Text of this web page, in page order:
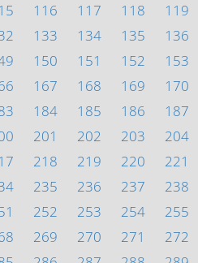
116 117 118 119
133 134 135 136
150 151 152 153
167 168 169 170
184 185 186 187
201 202 203 204
218 219 220 221
235 236 237 238
252 253 254 255
269 270 271 272